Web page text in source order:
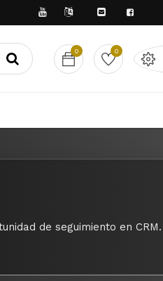
0 0
de seguimiento en CRM.